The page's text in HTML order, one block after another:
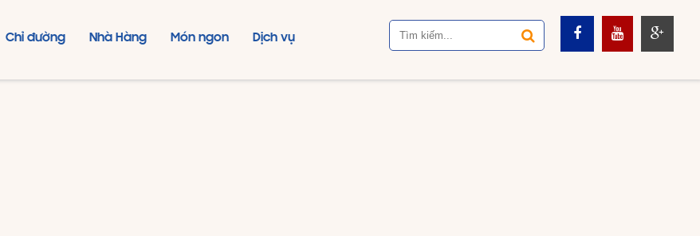
Chỉ đường Nhà Hàng Món ngon Dịch vụ